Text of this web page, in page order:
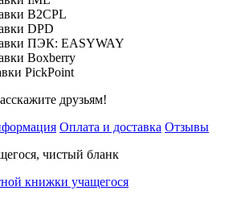
друзьям!
Оплата и доставка Отзывы
чистый бланк
книжки учащегося